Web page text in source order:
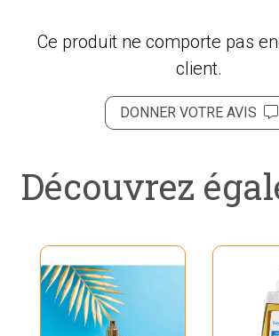
Ce produit ne comporte pas
client.
DONNER VOTRE AVIS
Découvrez